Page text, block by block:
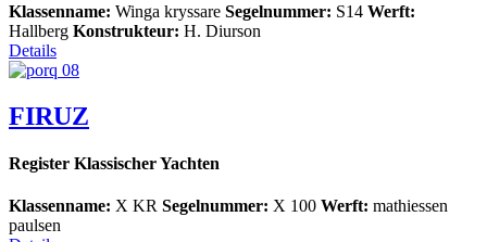
Klassenname: Winga kryssare Segelnummer: S14 Werft:
Hallberg Konstrukteur: H. Diurson
Details
FIRUZ
Register Klassischer Yachten
Klassenname: X KR Segelnummer: X 100 Werft: mathiessen
paulsen